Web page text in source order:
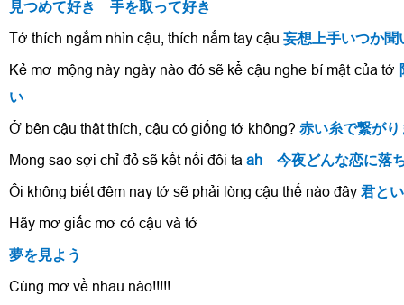
見つめて好き 手を取って好き
Tớ thích ngắm nhìn cậu, thích nắm tay cậu 妄想上手いつか聞
Kẻ mơ mộng này ngày nào đó sẽ kể cậu nghe bí mật của tớ
い
Ở bên cậu thật thích, cậu có giống tớ không? 赤い糸で繋が
Mong sao sợi chỉ đỏ sẽ kết nối đôi ta ah 今夜どんな恋に落
Ôi không biết đêm nay tớ sẽ phải lòng cậu thế nào đây 君と
Hãy mơ giấc mơ có cậu và tớ
夢を見よう
Cùng mơ về nhau nào!!!!!